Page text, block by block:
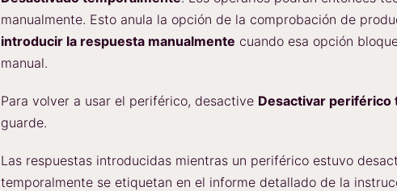
manualmente. Esto anula la opción de la comprobación de
introducir la respuesta manualmente cuando esa opción
manual.
Para volver a usar el periférico, desactive Desactivar periférico
guarde.
Las respuestas introducidas mientras un periférico estuvo
temporalmente se etiquetan en el informe detallado de la